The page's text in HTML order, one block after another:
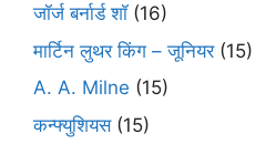
जॉर्ज बर्नार्ड शॉ(16)
मार्टिन लुथर किंग – जूनियर(15)
A. A. Milne (15)
कन्फ्युशियस(15)